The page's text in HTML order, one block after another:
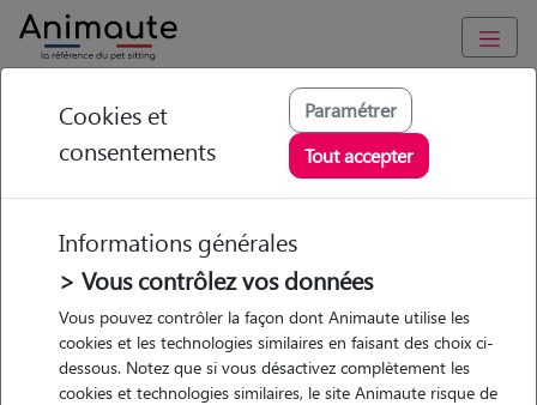
Animaute Nouvelle Aquitaine Gironde/Bruges
Morgane - Petsitter à
BRUGES
5/5 (3 avis)
• 36 ans
Cookies et
consentements
Paramétrer
Tout accepter
Informations générales
> Vous contrôlez vos données
Vous pouvez contrôler la façon dont Animaute utilise les
cookies et les technologies similaires en faisant des choix ci-
dessous. Notez que si vous désactivez complètement les
cookies et technologies similaires, le site Animaute risque de